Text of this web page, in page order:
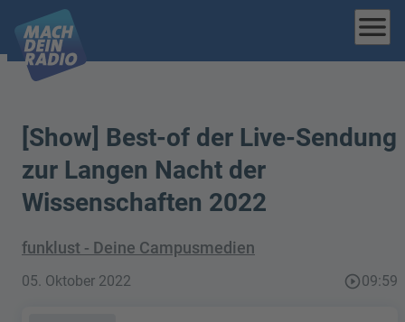
menu
[Show] Best-of der Live-Sendung
zur Langen Nacht der
Wissenschaften 2022
funklust - Deine Campusmedien
05. Oktober 2022 play_circle_outline09:59